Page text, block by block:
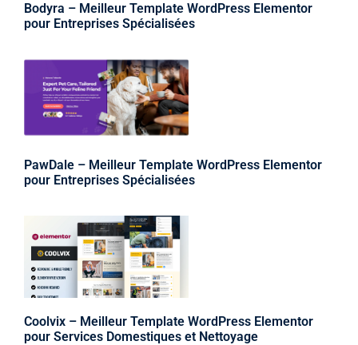
Bodyra – Meilleur Template WordPress Elementor
pour Entreprises Spécialisées
PawDale – Meilleur Template WordPress Elementor
pour Entreprises Spécialisées
Coolvix – Meilleur Template WordPress Elementor
pour Services Domestiques et Nettoyage